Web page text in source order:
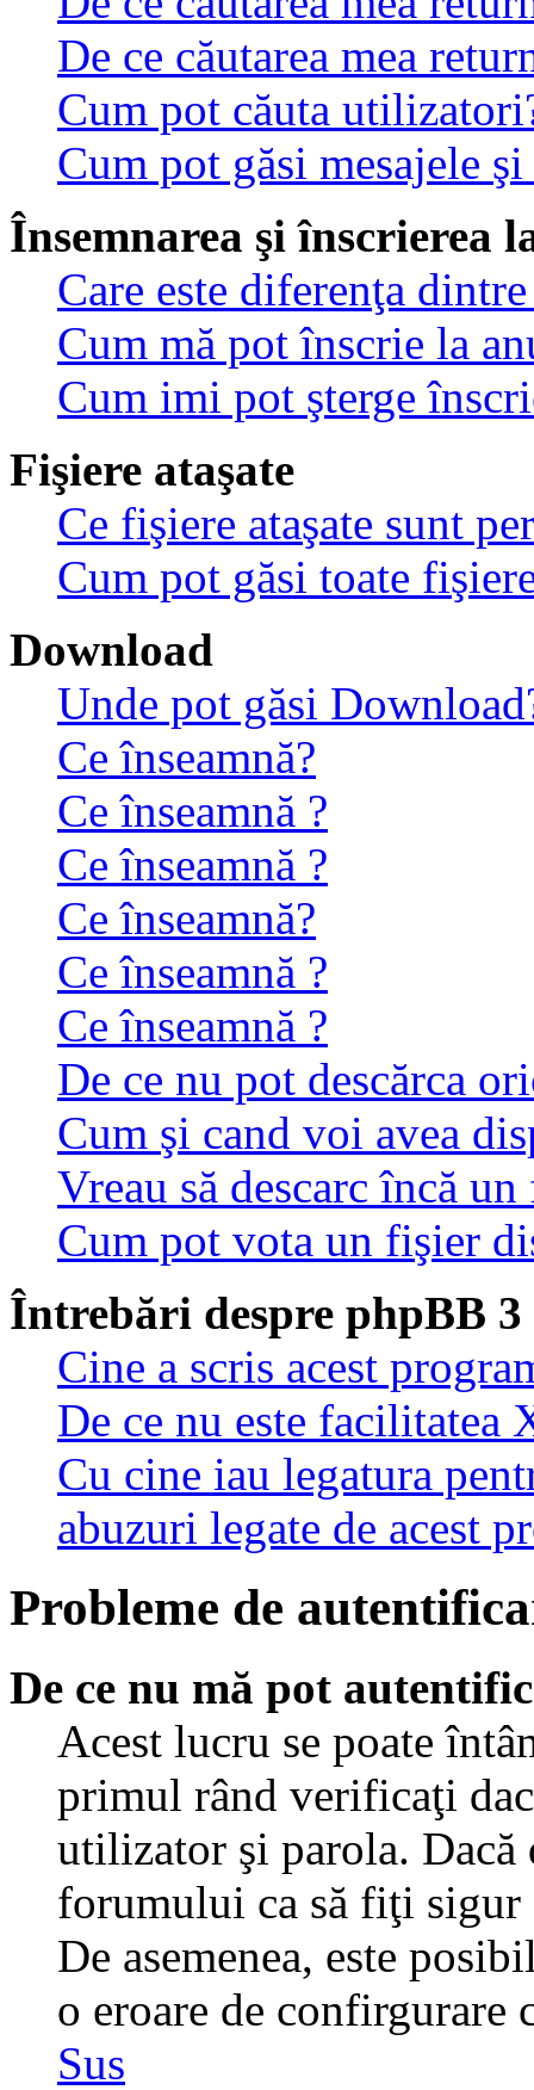
De ce căutarea mea
Cum pot căuta
Cum pot găsi mesajele
Însemnarea şi înscrierea
Care este diferenţa
Cum mă pot înscrie la
Cum imi pot şterge
Fişiere ataşate
Ce fişiere ataşate sunt
Cum pot găsi toate
Download
Unde pot găsi
Ce înseamnă?
Ce înseamnă ?
Ce înseamnă ?
Ce înseamnă?
Ce înseamnă ?
Ce înseamnă ?
De ce nu pot descărca
Cum şi cand voi avea
Vreau să descarc încă
Cum pot vota un fişier
Întrebări despre phpBB 3
Cine a scris acest
De ce nu este facilitatea
Cu cine iau legatura
abuzuri legate de acest
Probleme de
De ce nu mă pot
Acest lucru se poate
primul rând verificaţi
utilizator şi parola. Dacă
forumului ca să fiţi
De asemenea, este
o eroare de confirgurare
Sus